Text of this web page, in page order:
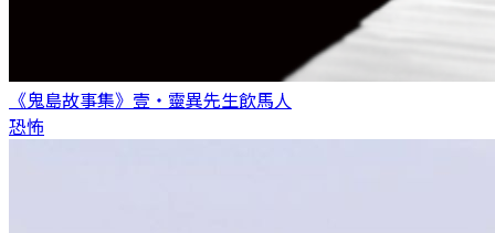
《鬼島故事集》壹・靈異先生飲馬人
恐怖